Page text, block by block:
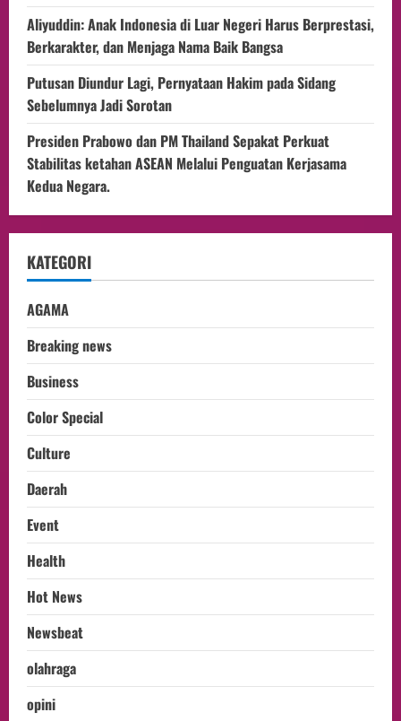
Aliyuddin: Anak Indonesia di Luar Negeri Harus Berprestasi,
Berkarakter, dan Menjaga Nama Baik Bangsa
Putusan Diundur Lagi, Pernyataan Hakim pada Sidang
Sebelumnya Jadi Sorotan
Presiden Prabowo dan PM Thailand Sepakat Perkuat
Stabilitas ketahan ASEAN Melalui Penguatan Kerjasama
Kedua Negara.
KATEGORI
AGAMA
Breaking news
Business
Color Special
Culture
Daerah
Event
Health
Hot News
Newsbeat
olahraga
opini